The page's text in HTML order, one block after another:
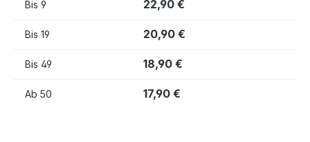
Bis 9 22,90 €
Bis 19 20,90 €
Bis 49 18,90 €
Ab 50 17,90 €